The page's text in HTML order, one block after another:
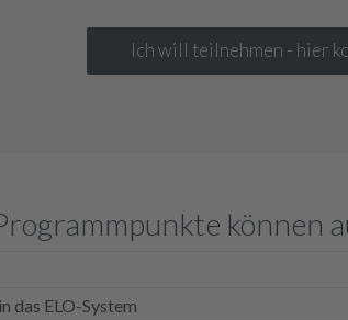
Ich will teilnehmen - hier
können
das ELO-System